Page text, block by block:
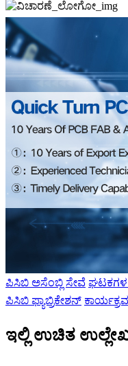
ಪಿಸಿಬಿ ಅಸೆಂಬ್ಲಿ ಸೇವೆ
ಪಿಸಿಬಿ ಫ್ಯಾಬ್ರಿಕೇಶನ್
ಇಲ್ಲಿ ಉಚಿತ